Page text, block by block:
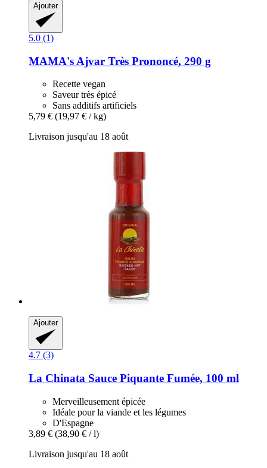
Ajouter
5.0 (1)
MAMA's Ajvar Très Prononcé, 290 g
Recette vegan
Saveur très épicé
Sans additifs artificiels
5,79 € (19,97 € / kg)
Livraison jusqu'au 18 août
Ajouter
4.7 (3)
La Chinata Sauce Piquante Fumée, 100 ml
Merveilleusement épicée
Idéale pour la viande et les légumes
D'Espagne
3,89 € (38,90 € / l)
Livraison jusqu'au 18 août